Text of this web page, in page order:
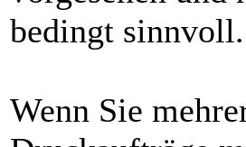
bedingt sinnvoll.
Wenn Sie